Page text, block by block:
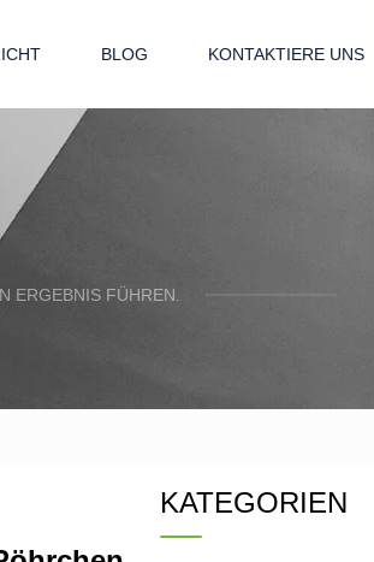
BLOG KONTAKTIERE UNS
ERGEBNIS FÜHREN.
KATEGORIEN